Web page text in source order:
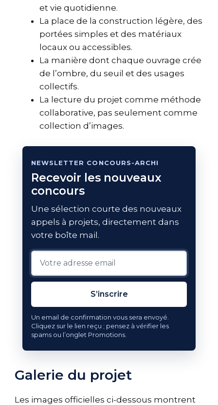
et vie quotidienne.
La place de la construction légère, des
portées simples et des matériaux
locaux ou accessibles.
La manière dont chaque ouvrage crée
de l’ombre, du seuil et des usages
collectifs.
La lecture du projet comme méthode
collaborative, pas seulement comme
collection d’images.
NEWSLETTER CONCOURS-ARCHI
Recevoir les nouveaux
concours
Une sélection courte des nouveaux
appels à projets, directement dans
votre boîte mail.
S’inscrire
Un email de confirmation vous sera envoyé.
Cliquez sur le lien reçu ; pensez à vérifier les
spams ou l’onglet Promotions.
Galerie du projet
Les images officielles ci-dessous montrent